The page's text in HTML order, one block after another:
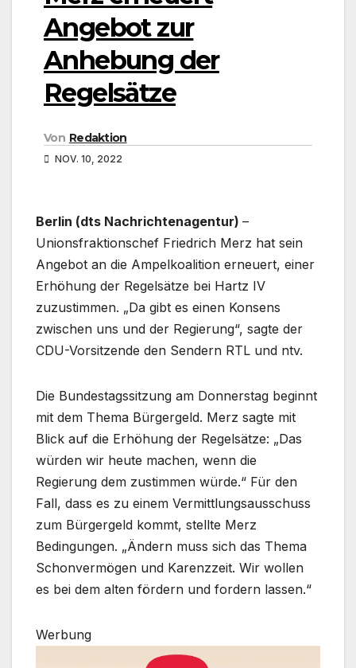
Angebot zur
Anhebung der
Regelsätze
Von Redaktion
NOV. 10, 2022
Berlin (dts Nachrichtenagentur) –
Unionsfraktionschef Friedrich Merz hat sein
Angebot an die Ampelkoalition erneuert, einer
Erhöhung der Regelsätze bei Hartz IV
zuzustimmen. „Da gibt es einen Konsens
zwischen uns und der Regierung“, sagte der
CDU-Vorsitzende den Sendern RTL und ntv.
Die Bundestagssitzung am Donnerstag beginnt
mit dem Thema Bürgergeld. Merz sagte mit
Blick auf die Erhöhung der Regelsätze: „Das
würden wir heute machen, wenn die
Regierung dem zustimmen würde.“ Für den
Fall, dass es zu einem Vermittlungsausschuss
zum Bürgergeld kommt, stellte Merz
Bedingungen. „Ändern muss sich das Thema
Schonvermögen und Karenzzeit. Wir wollen
es bei dem alten fördern und fordern lassen.“
Werbung